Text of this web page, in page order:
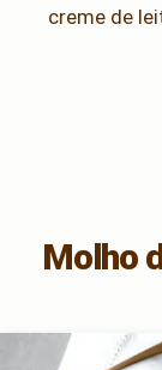
creme de
Molho